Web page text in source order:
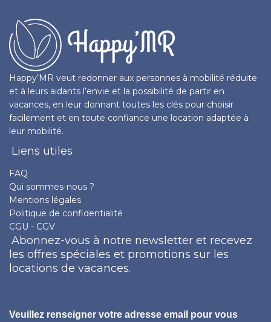
Happy’MR veut redonner aux personnes à mobilité réduite
et à leurs aidants l’envie et la possibilité de partir en
vacances, en leur donnant toutes les clés pour choisir
facilement et en toute confiance une location adaptée à
leur mobilité.
Liens utiles
FAQ
Qui sommes-nous ?
Mentions légales
Politique de confidentialité
CGU - CGV
Abonnez-vous à notre newsletter et recevez
les offres spéciales et promotions sur les
locations de vacances.
Veuillez renseigner votre adresse email pour vous